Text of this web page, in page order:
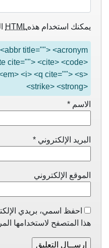
يمكنك استخدام هذهHTML
title=""> <acronym
cite=""> <cite> <code>
<i> <q cite=""> <s>
<strike> <strong>
الاسم *
البريد الإلكتروني *
الموقع الإلكتروني
احفظ اسمي، بريدي
هذا المتصفح لاستخدامها